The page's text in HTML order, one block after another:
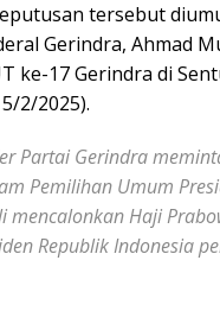
tersebut
Gerindra, Ahmad
ke-17 Gerindra di
2/2025).
Partai Gerindra
Pemilihan Umum
mencalonkan Haji
Republik Indonesia